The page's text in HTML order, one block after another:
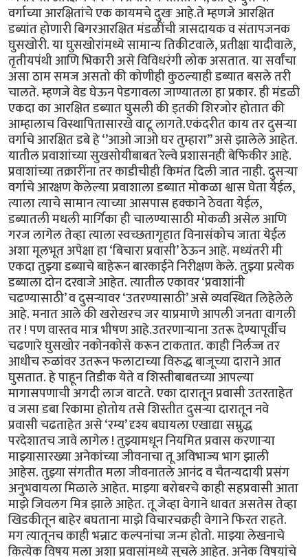
वर्गाच्या आरक्षितांचे एक कायमचे दुखः आहे.ते म्हणजे आरक्षित
डब्यांत होणारी बिगरआरक्षित मंडळींची त्रासदायक व संतापजनक
घुसखोरी. या घुसखोरांमध्ये सामान्य तिकीटवाले, प्रतीक्षा यादीवाले,
तृतीयपंथी आणि भिकारी असे विविधरंगी लोक असतात. या सर्वांचा
असा ठाम समज असतो की कोणीही कुठल्याही डब्यात बसले तरी
चालते. म्हणजे वेड घेऊन पेडगावला जाण्यातला हा प्रकार. ही मंडळी
एकदा का आरक्षित डब्यात घुसली की इतकी शिरजोर होतात की
आम्हालाच विस्थापितासारखे वाटू लागते.एकंदरीत काय तर दुसऱ्या
वर्गाचे आरक्षित डबे हे ‘’आओ जाओ घर तुम्हारा’’ असे झालेले आहेत.
यातील प्रवाशांच्या सुखसोयीबाबत रेल्वे प्रशासनही बेफिकीर आहे.
प्रवाशांच्या तक्रारींना तर काडीचीही किमंत दिली जात नाही. दुसऱ्या
वर्गाचे आरक्षण केलेल्या प्रवाशाला डब्यात मोकळा श्वास घेता येईल,
त्याला त्याचे सामान त्याच्या आसपास हक्काने ठेवता येईल,
डब्यातली मधली मार्गिका ही चालण्यासाठी मोकळी असेल आणि
गरज लागेल तेव्हा त्याला स्वच्छतागृहात विनासंकोच जाता येईल
अशा मूलभूत अपेक्षा हा ‘बिचारा प्रवासी’ ठेऊन आहे. मध्यंतरी मी
एकदा तुझ्या डब्याचे बाहेरून बारकाईने निरीक्षण केले. तुझ्या प्रत्येक
डब्याला दोन दरवाजे आहेत. त्यातील एकावर ‘प्रवाशांनी
चढण्यासाठी’ व दुसऱ्यावर ‘उतरण्यासाठी’ असे व्यवस्थित लिहेलेले
आहे. मनात आले की खरोखरच जर याप्रमाणे आपली जनता वागली
तर ! पण वास्तव मात्र भीषण आहे.उतरणाऱ्याना उतरू देण्यापूर्वीच
चढणारे घुसखोर नकोनकोसे करून टाकतात. काही निर्लज्ज तर
आधीच रुळांवर उतरून फलाटाच्या विरुद्ध बाजूच्या दाराने आत
घुसतात. हे पाहून तिडीक येते व शिस्तीबाबतच्या आपल्या
मागासपणाची अगदी लाज वाटते. एका दारातून प्रवासी उतरताहेत
व जसा डबा रिकामा होतोय तसे शिस्तीत दुसऱ्या दारातून नवे
प्रवासी चढताहेत असे ‘रम्य’ दृश्य बघायला एखाद्या सम्रुद्ध
परदेशातच जावे लागेल ! तुझ्यामधून नियमित प्रवास करणाऱ्या
माझ्यासारख्या अनेकांच्या जीवनाचा तू अविभाज्य भाग झाली
आहेस. तुझ्या संगतीत मला जीवनातले आनंद व चैतन्यदायी प्रसंग
अनुभवायला मिळाले आहेत. माझ्या बरोबरचे काही सहप्रवासी आता
माझे जिवलग मित्र झाले आहेत. तू जेव्हा वेगाने धावत असतेस तेव्हा
खिडकीतून बाहेर बघताना माझे विचारचक्रही वेगाने फिरत राहते.
मग त्यातूनच काही भन्नाट कल्पनांचा जन्म होतो. माझ्या लेखनाचे
कित्येक विषय मला अशा प्रवासांमध्ये सुचले आहेत. अनेक विषयांचे